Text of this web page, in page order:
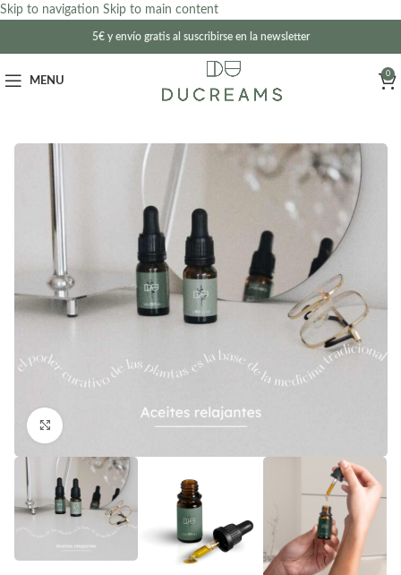
Skip to navigation Skip to main content
5€ y envío gratis al suscribirse en la newsletter
MENU
0